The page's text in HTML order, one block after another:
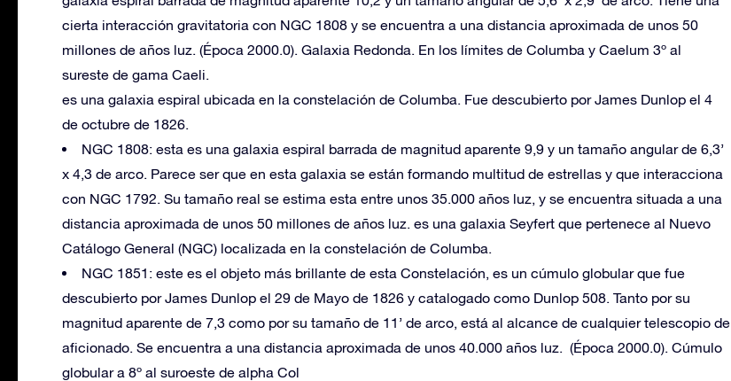
cierta interacción gravitatoria con NGC 1808 y se encuentra a una distancia aproximada de unos 50
millones de años luz. (Época 2000.0). Galaxia Redonda. En los límites de Columba y Caelum 3º al
sureste de gama Caeli.
es una galaxia espiral ubicada en la constelación de Columba. Fue descubierto por James Dunlop el 4
de octubre de 1826.
NGC 1808: esta es una galaxia espiral barrada de magnitud aparente 9,9 y un tamaño angular de 6,3’
x 4,3 de arco. Parece ser que en esta galaxia se están formando multitud de estrellas y que interacciona
con NGC 1792. Su tamaño real se estima esta entre unos 35.000 años luz, y se encuentra situada a una
distancia aproximada de unos 50 millones de años luz. es una galaxia Seyfert que pertenece al Nuevo
Catálogo General (NGC) localizada en la constelación de Columba.
NGC 1851: este es el objeto más brillante de esta Constelación, es un cúmulo globular que fue
descubierto por James Dunlop el 29 de Mayo de 1826 y catalogado como Dunlop 508. Tanto por su
magnitud aparente de 7,3 como por su tamaño de 11’ de arco, está al alcance de cualquier telescopio de
aficionado. Se encuentra a una distancia aproximada de unos 40.000 años luz. (Época 2000.0). Cúmulo
globular a 8º al suroeste de alpha Col